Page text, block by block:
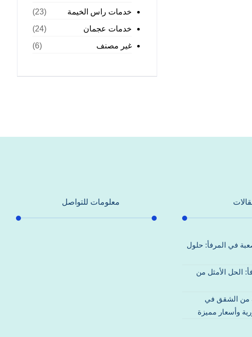
خدمات راس الخيمة
(23)
خدمات عجمان
(24)
غير مصنف
(6)
في المرفأ: حلول
الحل الأمثل من
من الشقق في
وأسعار مميزة
معلومات للتواصل